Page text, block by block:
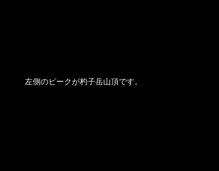
左側のピークが杓子岳山頂です。